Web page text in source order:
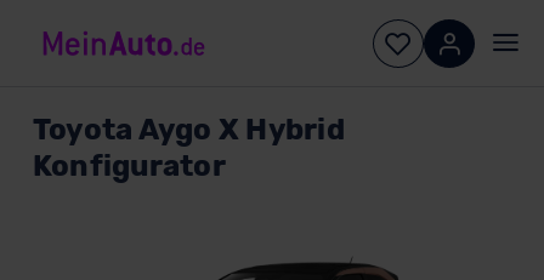
Toyota Aygo X Hybrid
Konfigurator